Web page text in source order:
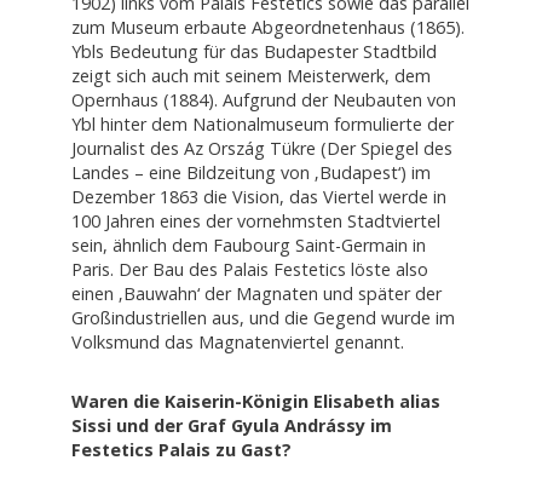
zum Museum erbaute Abgeordnetenhaus (1865).
Ybls Bedeutung für das Budapester Stadtbild
zeigt sich auch mit seinem Meisterwerk, dem
Opernhaus (1884). Aufgrund der Neubauten von
Ybl hinter dem Nationalmuseum formulierte der
Journalist des Az Ország Tükre (Der Spiegel des
Landes – eine Bildzeitung von ‚Budapest‘) im
Dezember 1863 die Vision, das Viertel werde in
100 Jahren eines der vornehmsten Stadtviertel
sein, ähnlich dem Faubourg Saint-Germain in
Paris. Der Bau des Palais Festetics löste also
einen ‚Bauwahn‘ der Magnaten und später der
Großindustriellen aus, und die Gegend wurde im
Volksmund das Magnatenviertel genannt.
Waren die Kaiserin-Königin Elisabeth alias
Sissi und der Graf Gyula Andrássy im
Festetics Palais zu Gast?